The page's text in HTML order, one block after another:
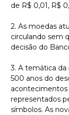
de R$ 0,01, R$
2. As moedas
circulando sem
decisão do
3. A temática da
500 anos do
acontecimentos
representados
símbolos. As